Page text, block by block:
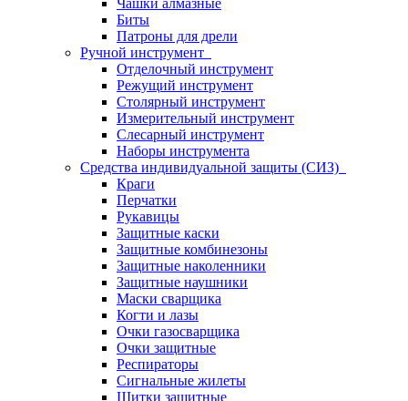
Чашки алмазные
Биты
Патроны для дрели
Ручной инструмент
Отделочный инструмент
Режущий инструмент
Столярный инструмент
Измерительный инструмент
Слесарный инструмент
Наборы инструмента
Средства индивидуальной защиты (СИЗ)
Краги
Перчатки
Рукавицы
Защитные каски
Защитные комбинезоны
Защитные наколенники
Защитные наушники
Маски сварщика
Когти и лазы
Очки газосварщика
Очки защитные
Респираторы
Сигнальные жилеты
Щитки защитные